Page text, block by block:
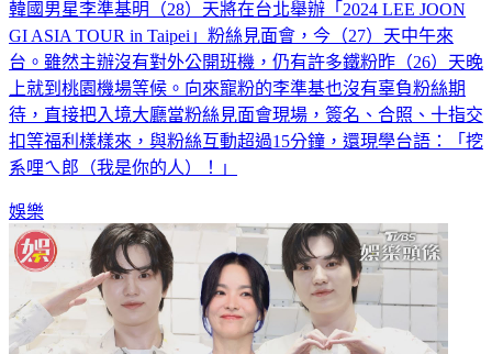
韓國男星李準基明（28）天將在台北舉辦「2024 LEE JOON
GI ASIA TOUR in Taipei」粉絲見面會，今（27）天中午來
台。雖然主辦沒有對外公開班機，仍有許多鐵粉昨（26）天晚
上就到桃園機場等候。向來寵粉的李準基也沒有辜負粉絲期
待，直接把入境大廳當粉絲見面會現場，簽名、合照、十指交
扣等福利樣樣來，與粉絲互動超過15分鐘，還現學台語：「挖
系哩ㄟ郎（我是你的人）！」
娛樂